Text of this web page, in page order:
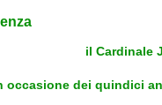
il Cardinale
occasione dei quindici